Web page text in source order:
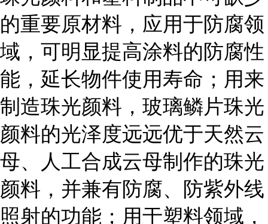
的重要原材料，应用于防腐领
域，可明显提高涂料的防腐性
能，延长物件使用寿命；用来
制造珠光颜料，玻璃鳞片珠光
颜料的光泽度远远优于天然云
母、人工合成云母制作的珠光
颜料，并兼有防腐、防紫外线
照射的功能；用于塑料领域，